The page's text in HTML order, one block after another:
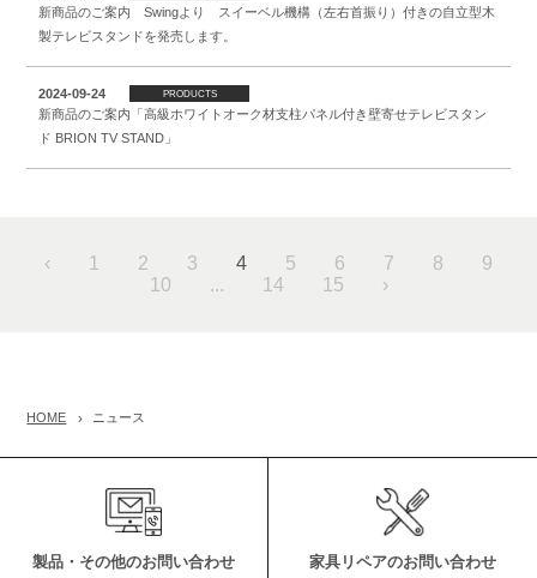
新商品のご案内 Swingより スイーベル機構（左右首振り）付きの自立型木
製テレビスタンドを発売します。
2024-09-24 PRODUCTS
新商品のご案内「高級ホワイトオーク材支柱パネル付き壁寄せテレビスタン
ド BRION TV STAND」
‹ 1 2 3 4 5 6 7 8
9
10
... 14 15 ›
HOME ニュース
製品・その他のお問い合わせ 家具リペアのお問い合わせ